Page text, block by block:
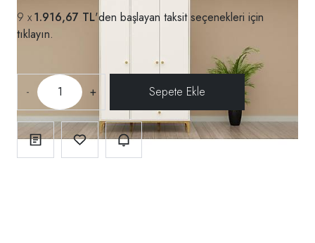
1.916,67 TL'den başlayan taksit seçenekleri için
tıklayın.
- +